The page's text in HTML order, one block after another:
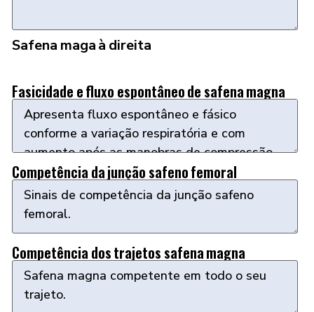
Safena maga à direita
Fasicidade e fluxo espontâneo de safena magna
Competência da junção safeno femoral
Competência dos trajetos safena magna